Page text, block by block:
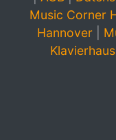
Music Corner
Hannover